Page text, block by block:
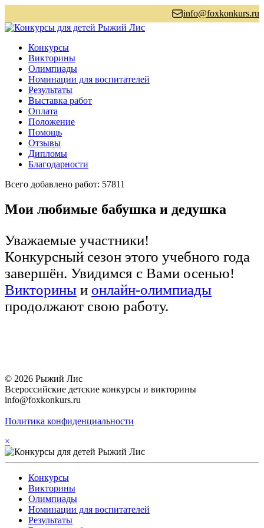
info@foxkonkurs.ru
Конкурсы
Викторины
Олимпиады
Номинации для воспитателей
Результаты
Выставка работ
Оплата
Положение
Помощь
Отзывы
Дипломы
Благодарности
Всего добавлено работ: 57811
Мои любимые бабушка и дедушка
Уважаемые участники!
Конкурсный сезон этого учебного года
завершён. Увидимся с Вами осенью!
Викторины и онлайн-олимпиады
продолжают свою работу.
© 2026 Рыжий Лис
Всероссийские детские конкурсы и викторины
info@foxkonkurs.ru
Политика конфиденциальности
×
Конкурсы
Викторины
Олимпиады
Номинации для воспитателей
Результаты